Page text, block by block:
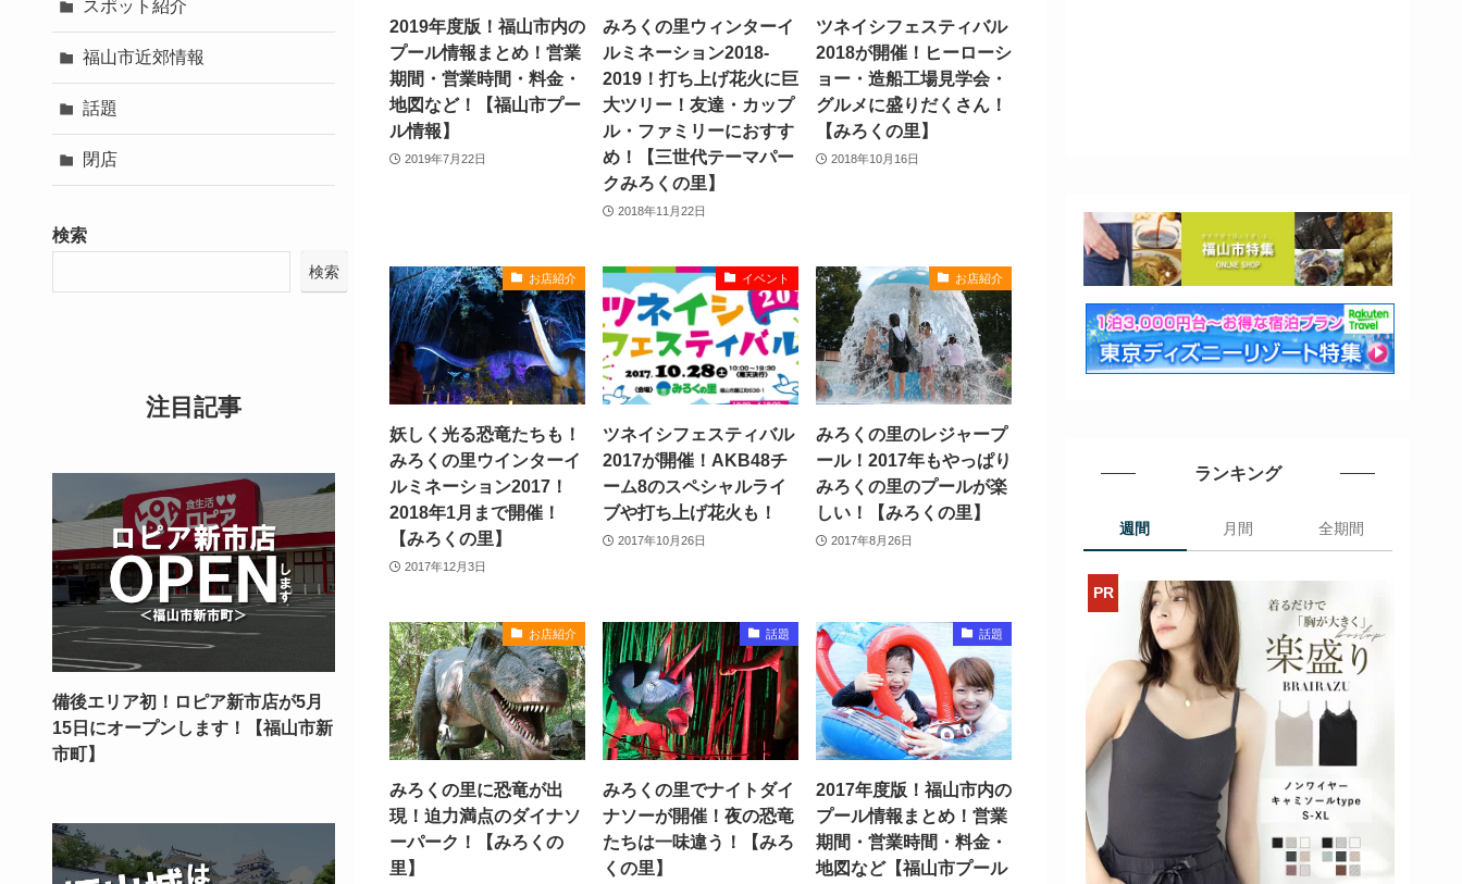
2019年度版！福山市内の
プール情報まとめ！営業
期間・営業時間・料金・
地図など！【福山市プー
ル情報】
2019年7月22日
みろくの里ウィンターイ
ルミネーション2018-
2019！打ち上げ花火に巨
大ツリー！友達・カップ
ル・ファミリーにおすす
め！【三世代テーマパー
クみろくの里】
2018年11月22日
ツネイシフェスティバル
2018が開催！ヒーローシ
ョー・造船工場見学会・
グルメに盛りだくさん！
【みろくの里】
2018年10月16日
お店紹介
妖しく光る恐竜たちも！
みろくの里ウインターイ
ルミネーション2017！
2018年1月まで開催！
【みろくの里】
2017年12月3日
イベント
ツネイシフェスティバル
2017が開催！AKB48チ
ーム8のスペシャルライ
ブや打ち上げ花火も！
2017年10月26日
お店紹介
みろくの里のレジャープ
ール！2017年もやっぱり
みろくの里のプールが楽
しい！【みろくの里】
2017年8月26日
お店紹介
みろくの里に恐竜が出
現！迫力満点のダイナソ
ーパーク！【みろくの
里】
話題
みろくの里でナイトダイ
ナソーが開催！夜の恐竜
たちは一味違う！【みろ
くの里】
話題
2017年度版！福山市内の
プール情報まとめ！営業
期間・営業時間・料金・
地図など【福山市プール
ランキング
週間 月間 全期間
スポット紹介
福山市近郊情報
話題
閉店
検索
検索
注目記事
備後エリア初！ロピア新市店が5月
15日にオープンします！【福山市新
市町】